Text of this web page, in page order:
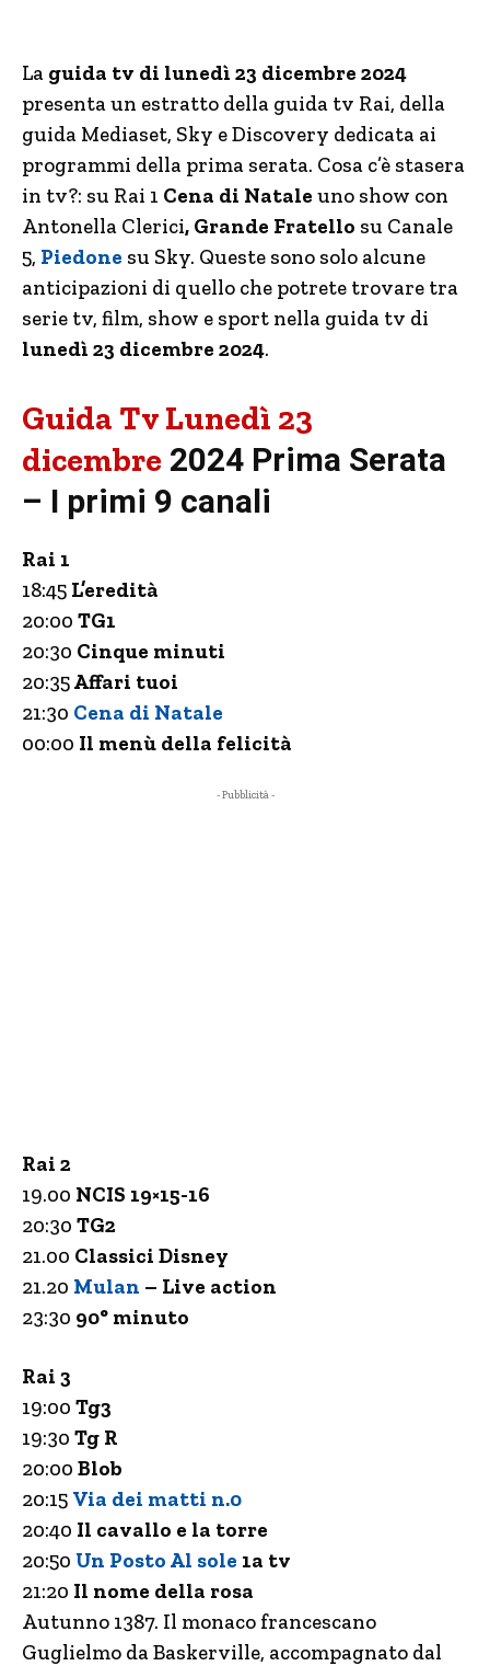
La guida tv di lunedì 23 dicembre 2024
presenta un estratto della guida tv Rai, della
guida Mediaset, Sky e Discovery dedicata ai
programmi della prima serata. Cosa c’è stasera
in tv?: su Rai 1 Cena di Natale uno show con
Antonella Clerici, Grande Fratello su Canale
5, Piedone su Sky. Queste sono solo alcune
anticipazioni di quello che potrete trovare tra
serie tv, film, show e sport nella guida tv di
lunedì 23 dicembre 2024.
Guida Tv Lunedì 23
dicembre 2024 Prima Serata
– I primi 9 canali
Rai 1
18:45 L’eredità
20:00 TG1
20:30 Cinque minuti
20:35Affari tuoi
21:30 Cena di Natale
00:00 Il menù della felicità
- Pubblicità -
Rai 2
19.00 NCIS 19×15-16
20:30 TG2
21.00 Classici Disney
21.20 Mulan – Live action
23:30 90° minuto
Rai 3
19:00 Tg3
19:30 Tg R
20:00 Blob
20:15 Via dei matti n.0
20:40 Il cavallo e la torre
20:50 Un Posto Al sole 1a tv
21:20 Il nome della rosa
Autunno 1387. Il monaco francescano
Guglielmo da Baskerville, accompagnato dal